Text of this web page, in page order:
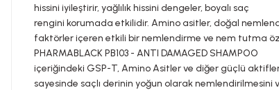
hissini iyileştirir, yağlılık hissini dengeler, boyalı saç
rengini korumada etkilidir. Amino asitler, doğal
faktörler içeren etkili bir nemlendirme ve nem tutma
PHARMABLACK PB103 - ANTI DAMAGED SHAMPOO
içeriğindeki GSP-T, Amino Asitler ve diğer güçlü
sayesinde saçlı derinin yoğun olarak nemlendirilmesini